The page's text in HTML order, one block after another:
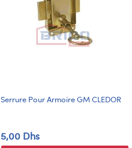
Serrure Pour Armoire GM CLEDOR
5,00 Dhs